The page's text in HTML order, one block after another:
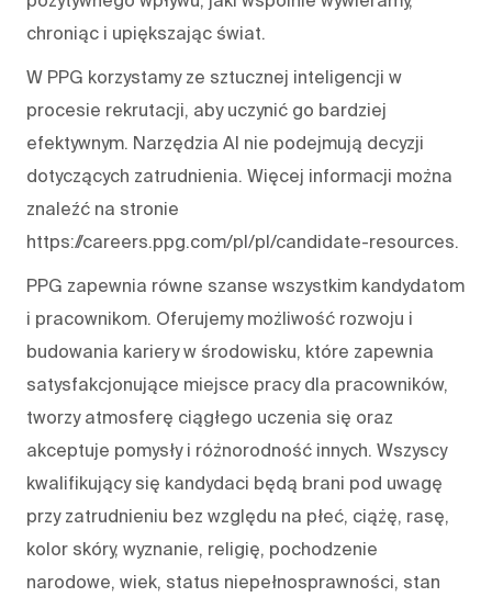
chroniąc i upiększając świat.
W PPG korzystamy ze sztucznej inteligencji w
procesie rekrutacji, aby uczynić go bardziej
efektywnym. Narzędzia AI nie podejmują decyzji
dotyczących zatrudnienia. Więcej informacji można
znaleźć na stronie
https://careers.ppg.com/pl/pl/candidate-resources.
PPG zapewnia równe szanse wszystkim kandydatom
i pracownikom. Oferujemy możliwość rozwoju i
budowania kariery w środowisku, które zapewnia
satysfakcjonujące miejsce pracy dla pracowników,
tworzy atmosferę ciągłego uczenia się oraz
akceptuje pomysły i różnorodność innych. Wszyscy
kwalifikujący się kandydaci będą brani pod uwagę
przy zatrudnieniu bez względu na płeć, ciążę, rasę,
kolor skóry, wyznanie, religię, pochodzenie
narodowe, wiek, status niepełnosprawności, stan